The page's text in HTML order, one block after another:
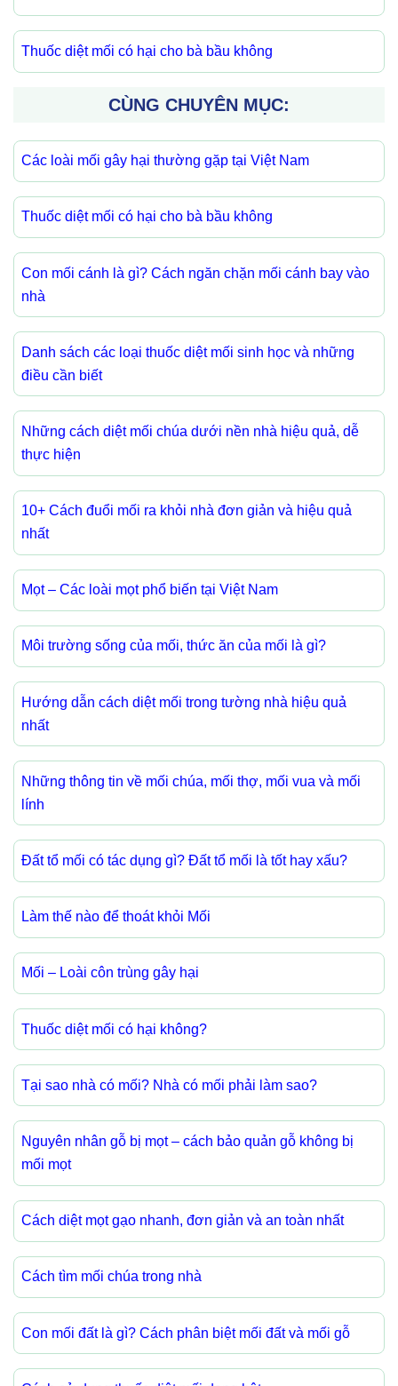
Thuốc diệt mối có hại cho bà bầu không
CÙNG CHUYÊN MỤC:
Các loài mối gây hại thường gặp tại Việt Nam
Thuốc diệt mối có hại cho bà bầu không
Con mối cánh là gì? Cách ngăn chặn mối cánh bay vào
nhà
Danh sách các loại thuốc diệt mối sinh học và những
điều cần biết
Những cách diệt mối chúa dưới nền nhà hiệu quả, dễ
thực hiện
10+ Cách đuổi mối ra khỏi nhà đơn giản và hiệu quả
nhất
Mọt – Các loài mọt phổ biến tại Việt Nam
Môi trường sống của mối, thức ăn của mối là gì?
Hướng dẫn cách diệt mối trong tường nhà hiệu quả
nhất
Những thông tin về mối chúa, mối thợ, mối vua và mối
lính
Đất tổ mối có tác dụng gì? Đất tổ mối là tốt hay xấu?
Làm thế nào để thoát khỏi Mối
Mối – Loài côn trùng gây hại
Thuốc diệt mối có hại không?
Tại sao nhà có mối? Nhà có mối phải làm sao?
Nguyên nhân gỗ bị mọt – cách bảo quản gỗ không bị
mối mọt
Cách diệt mọt gạo nhanh, đơn giản và an toàn nhất
Cách tìm mối chúa trong nhà
Con mối đất là gì? Cách phân biệt mối đất và mối gỗ